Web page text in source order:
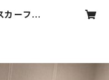
カーフ |